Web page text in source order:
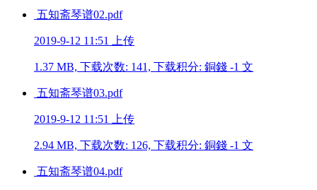
五知斋琴谱02.pdf
2019-9-12 11:51 上传
1.37 MB, 下载次数: 141, 下载积分: 銅錢 -1 文
五知斋琴谱03.pdf
2019-9-12 11:51 上传
2.94 MB, 下载次数: 126, 下载积分: 銅錢 -1 文
五知斋琴谱04.pdf